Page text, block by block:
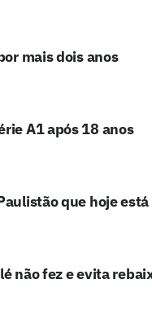
mais dois anos
A1 após 18 anos
que hoje
não fez e evita